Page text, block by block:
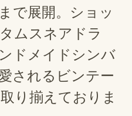
で展開。ショッ
ムスネアドラ
ドメイドシンバ
されるビンテー
り揃えておりま